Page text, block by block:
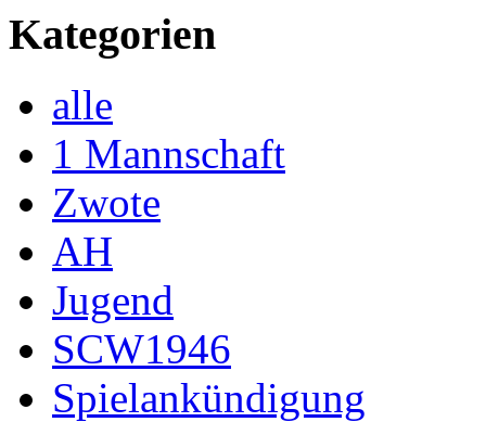
Kategorien
alle
1 Mannschaft
Zwote
AH
Jugend
SCW1946
Spielankündigung